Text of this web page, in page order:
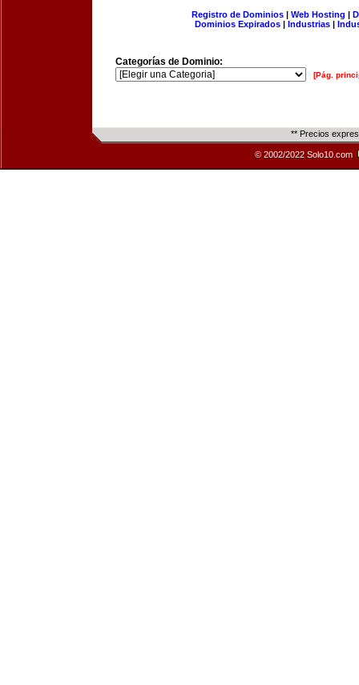
Registro de Dominios| Web Hosting |
Dominios Expirados | Industrias |
Categorías de Dominio:
[Pág.
** Precios
© 2002/2022 Solo10.com